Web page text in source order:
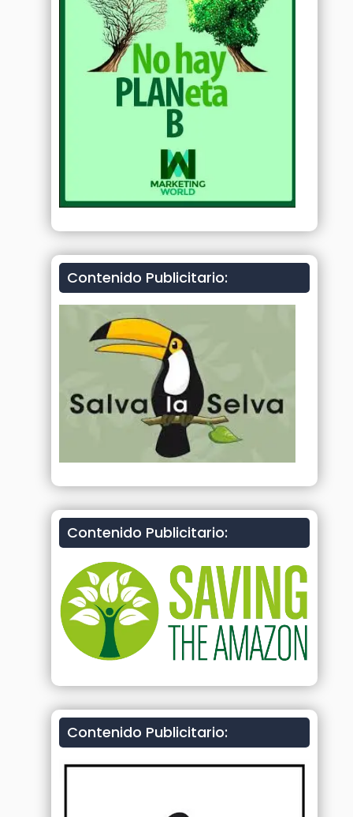
Contenido Publicitario:
Contenido Publicitario:
Contenido Publicitario: